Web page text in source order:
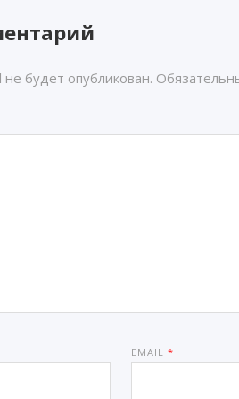
будет опубликован.
EMAIL *